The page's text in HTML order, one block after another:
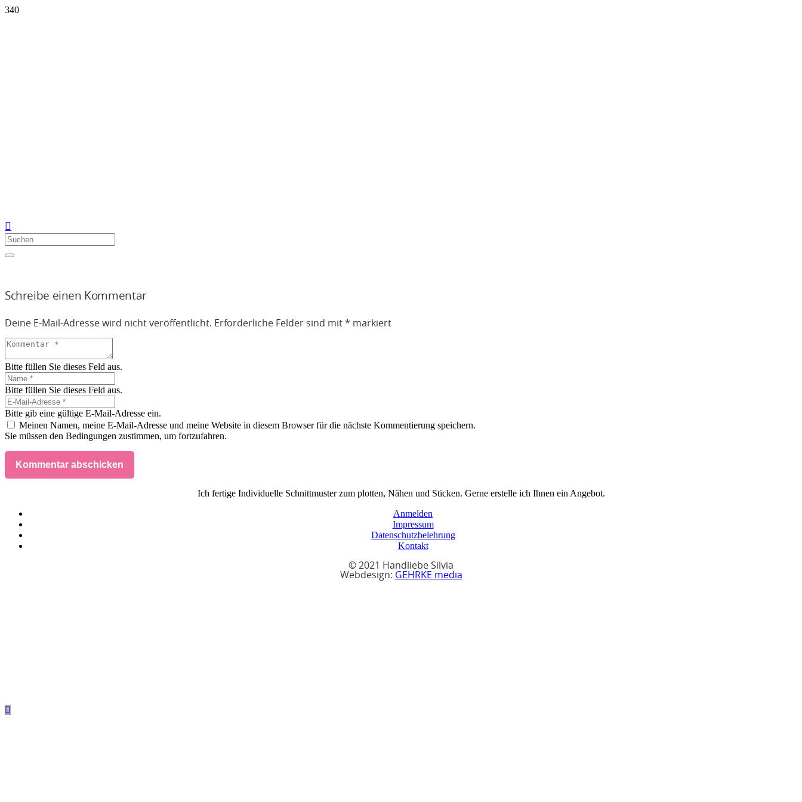
Schreibe einen Kommentar
Deine E-Mail-Adresse wird nicht veröffentlicht. Erforderliche Felder sind mit * markiert
Bitte füllen Sie dieses Feld aus.
Bitte füllen Sie dieses Feld aus.
Bitte gib eine gültige E-Mail-Adresse ein.
Meinen Namen, meine E-Mail-Adresse und meine Website in diesem Browser für die nächste Kommentierung speichern.
Sie müssen den Bedingungen zustimmen, um fortzufahren.
Kommentar abschicken
Ich fertige Individuelle Schnittmuster zum plotten, Nähen und Sticken. Gerne erstelle ich Ihnen ein Angebot.
Anmelden
Impressum
Datenschutzbelehrung
Kontakt
© 2021 Handliebe Silvia
Webdesign: GEHRKE media